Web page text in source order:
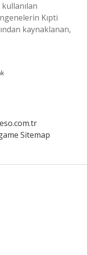
kullanılan
Kıpti
kaynaklanan,
Sitemap